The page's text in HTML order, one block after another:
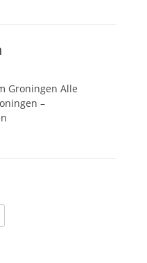
Groningen Alle
–